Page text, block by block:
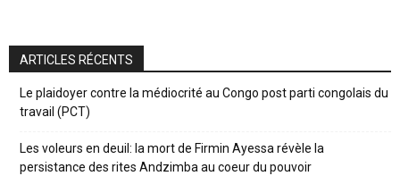
ARTICLES RÉCENTS
Le plaidoyer contre la médiocrité au Congo post parti congolais du
travail (PCT)
Les voleurs en deuil: la mort de Firmin Ayessa révèle la
persistance des rites Andzimba au coeur du pouvoir